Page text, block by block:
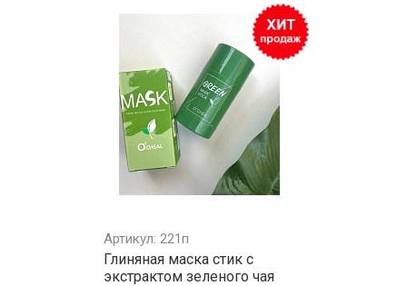
Артикул: 221п
Глиняная маска стик с
экстрактом зеленого чая